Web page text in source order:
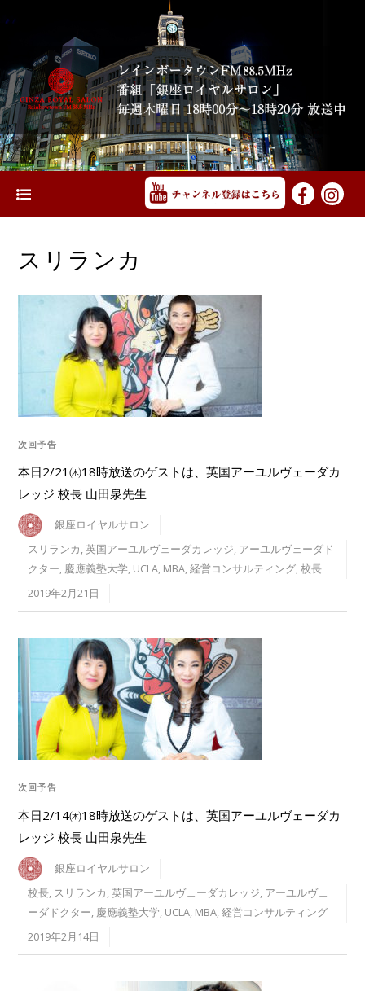
スリランカ
次回予告
本日2/21㈭18時放送のゲストは、英国アーユルヴェーダカ
レッジ 校長 山田泉先生
銀座ロイヤルサロン
スリランカ,英国アーユルヴェーダカレッジ, アーユルヴェーダド
クター, 慶應義塾大学, UCLA, MBA,経営コンサルティング,校長
2019年2月21日
次回予告
本日2/14㈭18時放送のゲストは、英国アーユルヴェーダカ
レッジ 校長 山田泉先生
銀座ロイヤルサロン
校長, スリランカ,英国アーユルヴェーダカレッジ, アーユルヴェ
ーダドクター, 慶應義塾大学, UCLA, MBA,経営コンサルティング
2019年2月14日